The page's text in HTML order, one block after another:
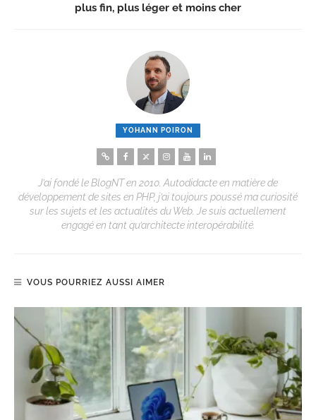
plus fin, plus léger et moins cher
YOHANN POIRON
J’ai fondé le BlogNT en 2010. Autodidacte en matière de
développement de sites en PHP, j’ai toujours poussé ma curiosité
sur les sujets et les actualités du Web. Je suis actuellement
engagé en tant qu’architecte interopérabilité.
VOUS POURRIEZ AUSSI AIMER